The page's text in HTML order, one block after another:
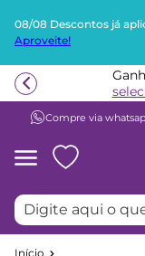
08/08 Descontos já
Aproveite!
Compre via
Digite aqui o que
1º
guarda roupa
3º
aria
º
escrivaninha
6º
treliche